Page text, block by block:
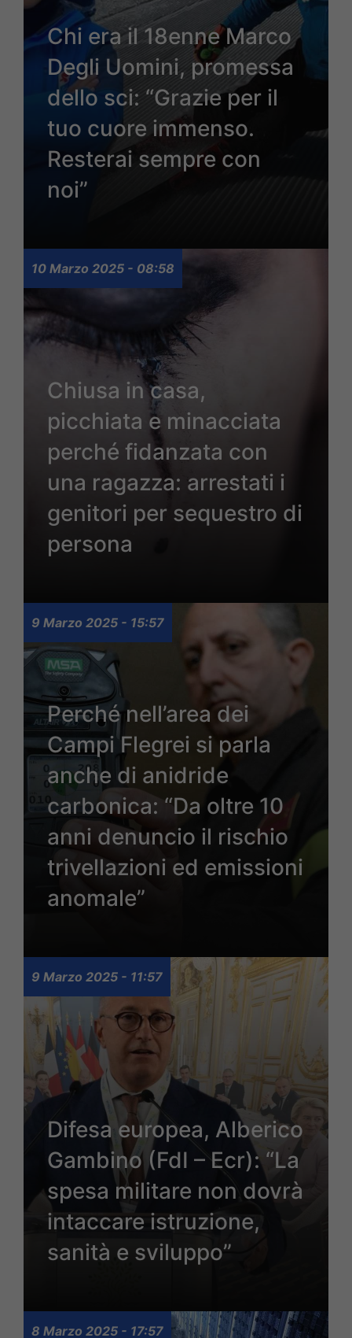
Chi era il 18enne Marco
Degli Uomini, promessa
dello sci: “Grazie per il
tuo cuore immenso.
Resterai sempre con
noi”
10 Marzo 2025 - 08:58
Chiusa in casa,
picchiata e minacciata
perché fidanzata con
una ragazza: arrestati i
genitori per sequestro di
persona
9 Marzo 2025 - 15:57
Perché nell’area dei
Campi Flegrei si parla
anche di anidride
carbonica: “Da oltre 10
anni denuncio il rischio
trivellazioni ed emissioni
anomale”
9 Marzo 2025 - 11:57
Difesa europea, Alberico
Gambino (FdI – Ecr): “La
spesa militare non dovrà
intaccare istruzione,
sanità e sviluppo”
8 Marzo 2025 - 17:57